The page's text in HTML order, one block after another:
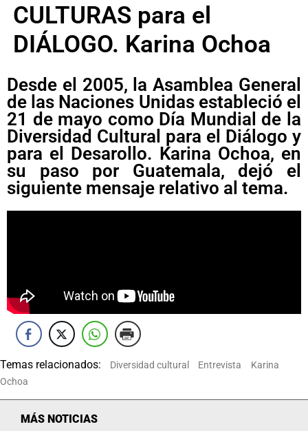
CULTURAS para el
DIÁLOGO. Karina Ochoa
Desde el 2005, la Asamblea General
de las Naciones Unidas estableció el
21 de mayo como Día Mundial de la
Diversidad Cultural para el Diálogo y
para el Desarollo. Karina Ochoa, en
su paso por Guatemala, dejó el
siguiente mensaje relativo al tema.
Temas relacionados: Diversidad cultural Entrevista
Karina
Ochoa
MÁS NOTICIAS